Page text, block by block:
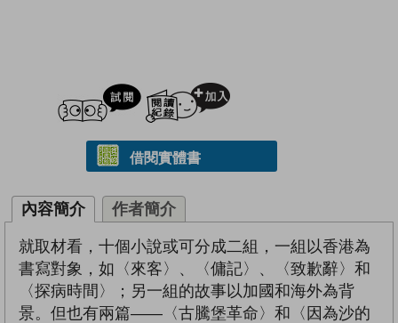
試閲
借閱實體書
內容簡介 作者簡介
就取材看，十個小說或可分成二組，一組以香港為
書寫對象，如〈來客〉、〈傭記〉、〈致歉辭〉和
〈探病時間〉；另一組的故事以加國和海外為背
景。但也有兩篇——〈古騰堡革命〉和〈因為沙的